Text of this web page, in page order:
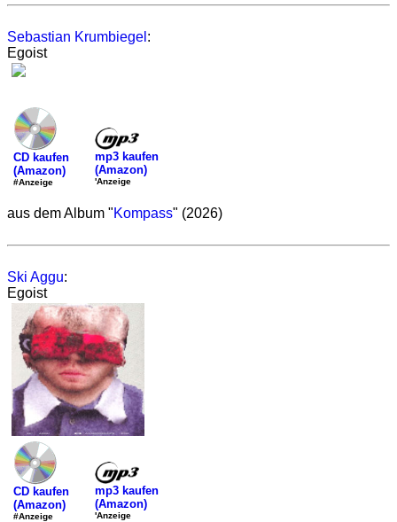
Sebastian Krumbiegel :
Egoist
CD kaufen
(Amazon)
#Anzeige
mp3 kaufen
(Amazon)
'Anzeige
aus dem Album "Kompass" (2026)
Ski Aggu:
Egoist
CD kaufen
(Amazon)
#Anzeige
mp3 kaufen
(Amazon)
'Anzeige